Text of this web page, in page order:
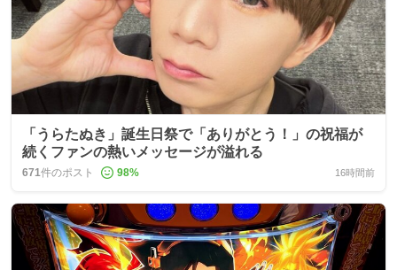
「うらたぬき」誕生日祭で「ありがとう！」の祝福が
続くファンの熱いメッセージが溢れる
671件のポスト 98% 16時間前